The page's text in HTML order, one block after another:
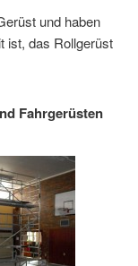
und haben
ist, das Rollgerüst
Fahrgerüsten